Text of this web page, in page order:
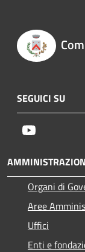
SEGUICI SU
Organi di
Aree
Uffici
Enti e